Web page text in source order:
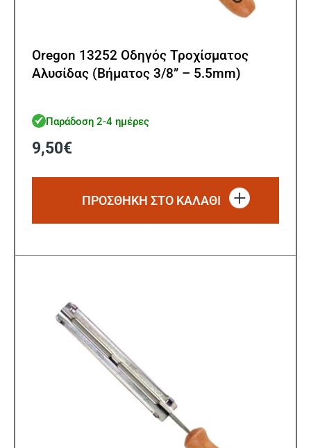
Oregon 13252 Οδηγός Τροχίσματος
Αλυσίδας (Βήματος 3/8” – 5.5mm)
Παράδοση 2-4 ημέρες
9,50€
ΠΡΟΣΘΗΚΗ ΣΤΟ ΚΑΛΑΘΙ